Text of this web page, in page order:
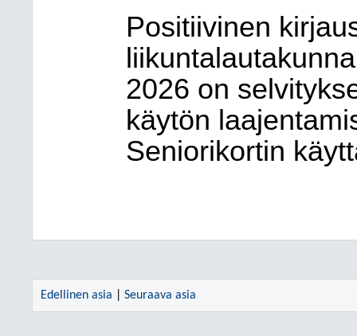
Positiivinen
2026 on
käytön
Seniorikortin
Edellinen asia Seuraava asia